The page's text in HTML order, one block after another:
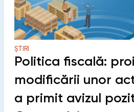
ȘTIRI
Politica fiscală:
modificării unor
a primit avizul